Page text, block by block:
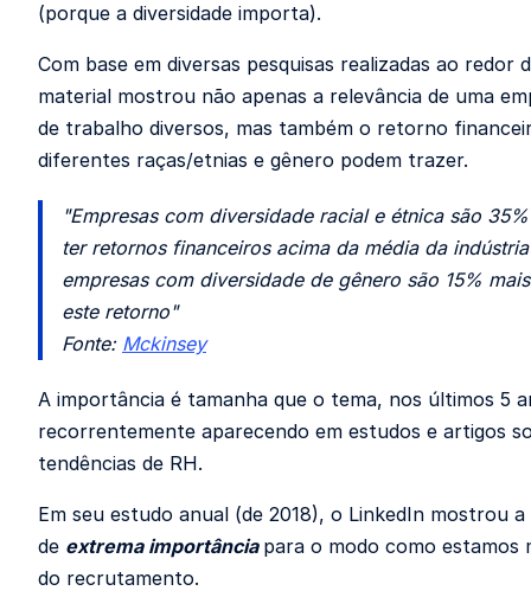
(porque a diversidade importa).
Com base em diversas pesquisas realizadas ao redor
material mostrou não apenas a relevância de uma
de trabalho diversos, mas também o retorno
diferentes raças/etnias e gênero podem trazer.
"Empresas com diversidade racial e étnica são
ter retornos financeiros acima da média da
empresas com diversidade de gênero são 15%
este retorno"
Fonte: Mckinsey
A importância é tamanha que o tema, nos últimos 5
recorrentemente aparecendo em estudos e artigos
tendências de RH.
Em seu estudo anual (de 2018), o LinkedIn mostrou a
de extrema importância para o modo como
do recrutamento.